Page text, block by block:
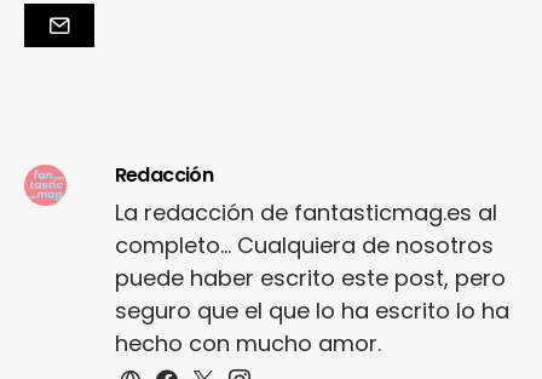
Redacción
La redacción de fantasticmag.es al
completo... Cualquiera de nosotros
puede haber escrito este post, pero
seguro que el que lo ha escrito lo ha
hecho con mucho amor.